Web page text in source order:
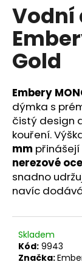
produktu
je
0,0
5
hvězdiček.
Vodní
Gold
Embery
dýmka s
čistý design
kouření.
mm přinášejí
nerezové
snadno
navíc
Skladem
Kód: 9943
Značka:
D
o
p
o
u
č
u
j
e
m
e